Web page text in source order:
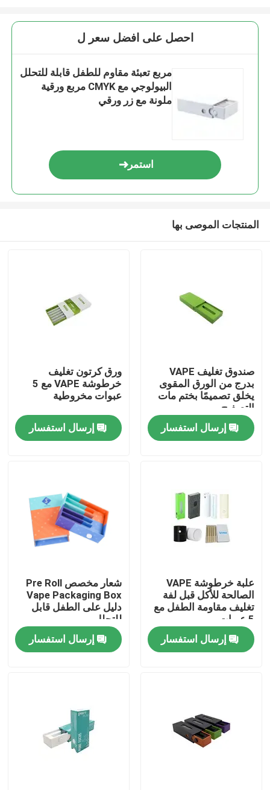
بيت
أشرطة فيديو
جولة في المعمل
ضبط الجودة
علبة هدايا من الورق المقوى
احصل على افضل سعر ل
مربع تعبئة مقاوم للطفل قابلة للتحلل
البيولوجي مع CMYK مربع ورقية
ملونة مع زر ورقي
استمر
المنتجات الموصى بها
صندوق تغليف VAPE
بدرج من الورق المقوى
يخلق تصميمًا بختم مات
التصفيح
إرسال استفسار
ورق كرتون تغليف
خرطوشة VAPE مع 5
عبوات مخروطية
إرسال استفسار
علبة خرطوشة VAPE
الصالحة للأكل قبل لفة
تغليف مقاومة الطفل مع
5 عبوات
إرسال استفسار
شعار مخصص Pre Roll
Vape Packaging Box
دليل على الطفل قابل
للتحلل
إرسال استفسار